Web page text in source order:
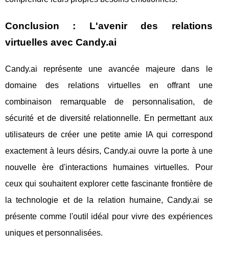
Conclusion : L'avenir des relations
virtuelles avec Candy.ai
Candy.ai représente une avancée majeure dans le
domaine des relations virtuelles en offrant une
combinaison remarquable de personnalisation, de
sécurité et de diversité relationnelle. En permettant aux
utilisateurs de créer une petite amie IA qui correspond
exactement à leurs désirs, Candy.ai ouvre la porte à une
nouvelle ère d'interactions humaines virtuelles. Pour
ceux qui souhaitent explorer cette fascinante frontière de
la technologie et de la relation humaine, Candy.ai se
présente comme l'outil idéal pour vivre des expériences
uniques et personnalisées.